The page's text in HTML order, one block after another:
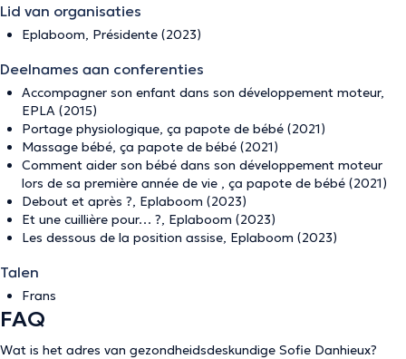
Lid van organisaties
Eplaboom, Présidente (2023)
Deelnames aan conferenties
Accompagner son enfant dans son développement moteur,
EPLA (2015)
Portage physiologique, ça papote de bébé (2021)
Massage bébé, ça papote de bébé (2021)
Comment aider son bébé dans son développement moteur
lors de sa première année de vie , ça papote de bébé (2021)
Debout et après ?, Eplaboom (2023)
Et une cuillière pour… ?, Eplaboom (2023)
Les dessous de la position assise, Eplaboom (2023)
Talen
Frans
FAQ
Wat is het adres van gezondheidsdeskundige Sofie Danhieux?